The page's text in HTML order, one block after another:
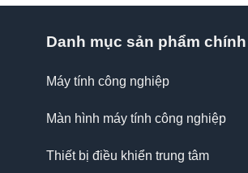
Danh mục sản phẩm chính
Máy tính công nghiệp
Màn hình máy tính công nghiệp
Thiết bị điều khiển trung tâm